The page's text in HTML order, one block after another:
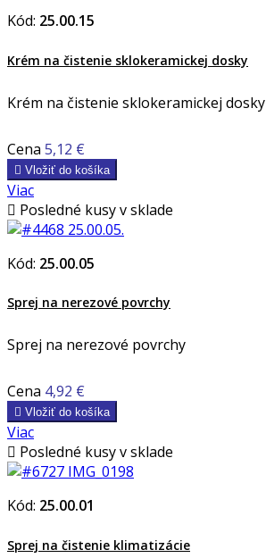
Kód: 25.00.15
Krém na čistenie sklokeramickej dosky
Krém na čistenie sklokeramickej dosky
Cena 5,12 €
 Vložiť do košíka
Viac
 Posledné kusy v sklade
Kód: 25.00.05
Sprej na nerezové povrchy
Sprej na nerezové povrchy
Cena 4,92 €
 Vložiť do košíka
Viac
 Posledné kusy v sklade
Kód: 25.00.01
Sprej na čistenie klimatizácie